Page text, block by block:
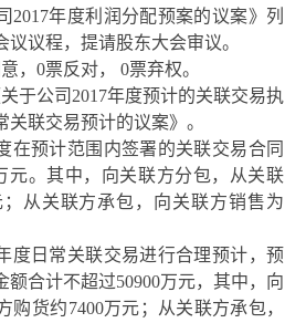
2017年度利润分配预案的议案》列
议议程，提请股东大会审议。
，0票反对， 0票弃权。
于公司2017年度预计的关联交易执
关联交易预计的议案》。
在预计范围内签署的关联交易合同
元。其中，向关联方分包，从关联
；从关联方承包，向关联方销售为
度日常关联交易进行合理预计，预
额合计不超过50900万元，其中，向
购货约7400万元；从关联方承包，